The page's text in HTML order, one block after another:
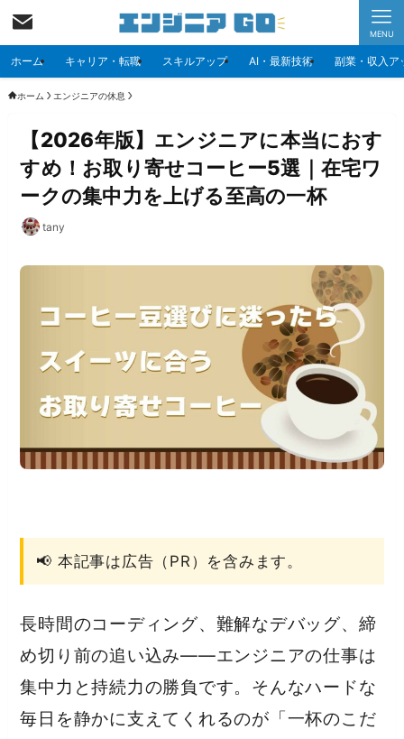
MENU
ホーム キャリア・転職 スキルアップ AI・最新技術 副業・収入ア
ホーム エンジニアの休息
【2026年版】エンジニアに本当におす
すめ！お取り寄せコーヒー5選｜在宅ワ
ークの集中力を上げる至高の一杯
tany
📢 本記事は広告（PR）を含みます。
長時間のコーディング、難解なデバッグ、締
め切り前の追い込み——エンジニアの仕事は
集中力と持続力の勝負です。そんなハードな
毎日を静かに支えてくれるのが「一杯のこだ